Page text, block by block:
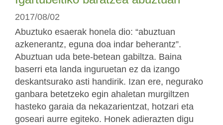
2017/08/02
Abuztuko esaerak honela dio: “abuztuan
azkenerantz, eguna doa indar beherantz”.
Abuztuan uda bete-betean gabiltza. Baina
baserri eta landa inguruetan ez da izango
deskantsurako asti handirik. Izan ere, negurako
ganbara betetzeko egin ahaletan murgiltzen
hasteko garaia da nekazarientzat, hotzari eta
goseari aurre egiteko. Honek adierazten digu